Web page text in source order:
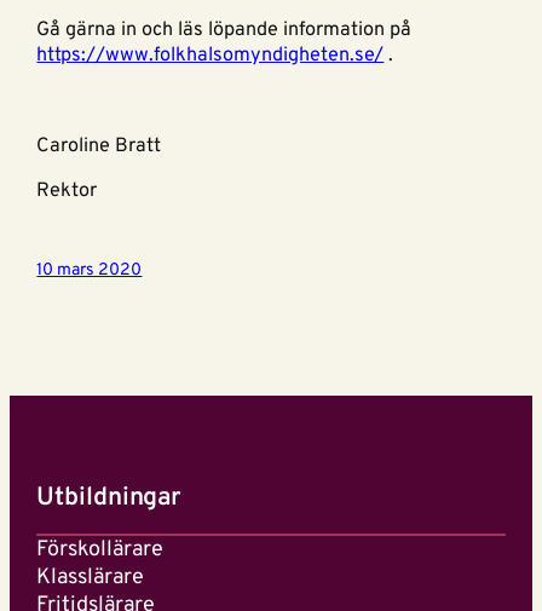
Gå gärna in och läs löpande information på
https://www.folkhalsomyndigheten.se/.
Caroline Bratt
Rektor
10 mars 2020
Utbildningar
Förskollärare
Klasslärare
Fritidslärare